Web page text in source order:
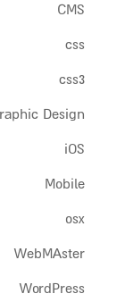
CMS
css
css3
Design
iOS
Mobile
osx
WebMAster
WordPress